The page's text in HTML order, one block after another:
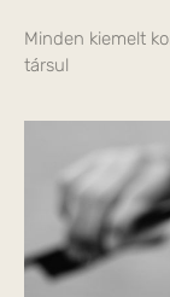
Minden kiemelt
társul